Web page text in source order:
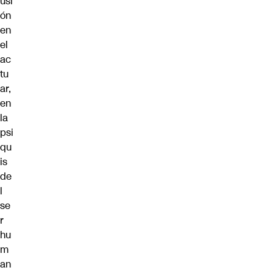
ón
en
el
ac
tu
ar,
en
la
psi
qu
is
de
l
se
r
hu
m
an